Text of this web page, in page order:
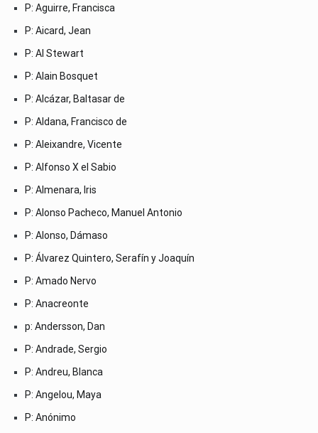
P: Aguirre, Francisca
P: Aicard, Jean
P: Al Stewart
P: Alain Bosquet
P: Alcázar, Baltasar de
P: Aldana, Francisco de
P: Aleixandre, Vicente
P: Alfonso X el Sabio
P: Almenara, Iris
P: Alonso Pacheco, Manuel Antonio
P: Alonso, Dámaso
P: Álvarez Quintero, Serafín y Joaquín
P: Amado Nervo
P: Anacreonte
p: Andersson, Dan
P: Andrade, Sergio
P: Andreu, Blanca
P: Angelou, Maya
P: Anónimo